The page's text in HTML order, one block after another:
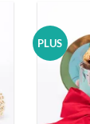
PLUS